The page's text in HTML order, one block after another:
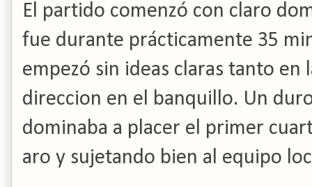
El partido comenzó con claro
fue durante prácticamente 35
empezó sin ideas claras tanto en
direccion en el banquillo. Un
dominaba a placer el primer
aro y sujetando bien al equipo